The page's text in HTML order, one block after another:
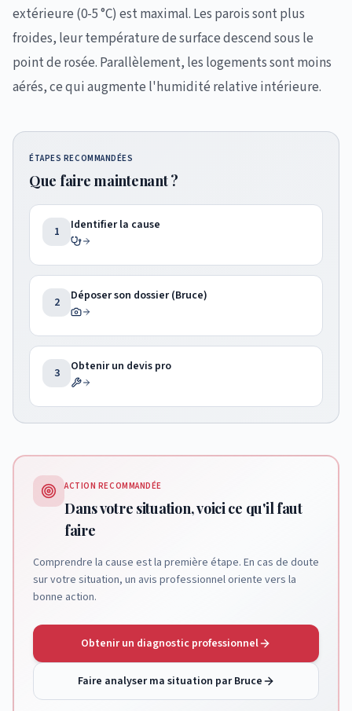
extérieure (0-5 °C) est maximal. Les parois sont plus
froides, leur température de surface descend sous le
point de rosée. Parallèlement, les logements sont moins
aérés, ce qui augmente l'humidité relative intérieure.
ÉTAPES RECOMMANDÉES
Que faire maintenant ?
1 Identifier la cause
2 Déposer son dossier (Bruce)
3 Obtenir un devis pro
ACTION RECOMMANDÉE
Dans votre situation, voici ce qu'il faut
faire
Comprendre la cause est la première étape. En cas de doute
sur votre situation, un avis professionnel oriente vers la
bonne action.
Obtenir un diagnostic professionnel
Faire analyser ma situation par Bruce